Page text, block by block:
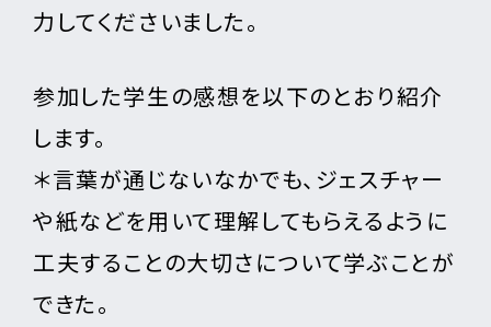
力してくださいました。
参加した学生の感想を以下のとおり紹介
します。
＊言葉が通じないなかでも、ジェスチャー
や紙などを用いて理解してもらえるように
工夫することの大切さについて学ぶことが
できた。